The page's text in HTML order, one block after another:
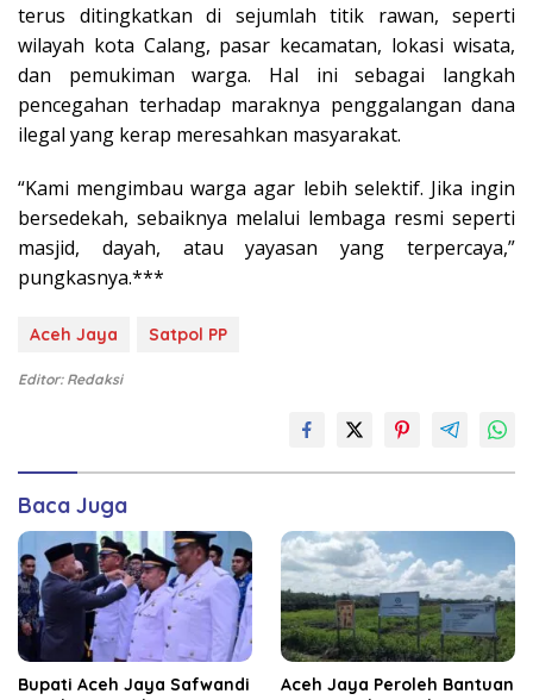
terus ditingkatkan di sejumlah titik rawan, seperti
wilayah kota Calang, pasar kecamatan, lokasi wisata,
dan pemukiman warga. Hal ini sebagai langkah
pencegahan terhadap maraknya penggalangan dana
ilegal yang kerap meresahkan masyarakat.
“Kami mengimbau warga agar lebih selektif. Jika ingin
bersedekah, sebaiknya melalui lembaga resmi seperti
masjid, dayah, atau yayasan yang terpercaya,”
pungkasnya.***
Aceh Jaya Satpol PP
Editor: Redaksi
Baca Juga
Bupati Aceh Jaya Safwandi
Aceh Jaya Peroleh Bantuan